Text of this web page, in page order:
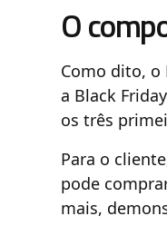
O
Como dito, o
a Black
os três
Para o
pode
mais,